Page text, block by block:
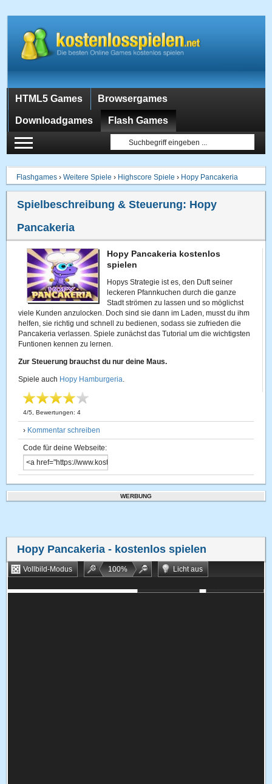
HTML5 Games Browsergames
Downloadgames Flash Games
Flashgames ›Weitere Spiele › Highscore Spiele › Hopy Pancakeria
Spielbeschreibung & Steuerung: Hopy
Pancakeria
Hopy Pancakeria kostenlos
spielen
Hopys Strategie ist es, den Duft seiner
leckeren Pfannkuchen durch die ganze
Stadt strömen zu lassen und so möglichst
viele Kunden anzulocken. Doch sind sie dann im Laden, musst du ihm
helfen, sie richtig und schnell zu bedienen, sodass sie zufrieden die
Pancakeria verlassen. Spiele zunächst das Tutorial um die wichtigsten
Funtionen kennen zu lernen.
Zur Steuerung brauchst du nur deine Maus.
Spiele auch Hopy Hamburgeria.
4/5 , Bewertungen:4
› Kommentar schreiben
Code für deine Webseite:
WERBUNG
Hopy Pancakeria - kostenlos spielen
Vollbild-Modus 100%
Licht aus